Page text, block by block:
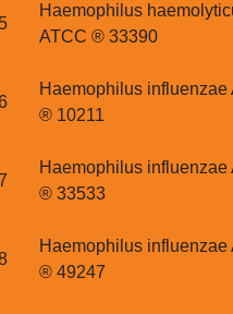
Haemophilus
ATCC ® 33390
Haemophilus influenzae
® 10211
Haemophilus influenzae
® 33533
Haemophilus influenzae
® 49247